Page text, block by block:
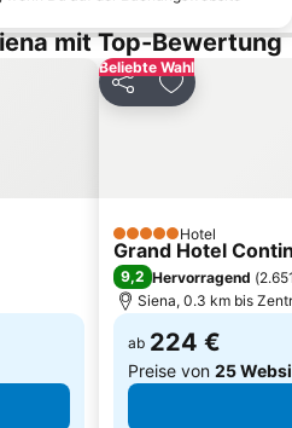
Antella
Castel San Gimignano
Ponte A Ema
Zentrale Nationalbibliothek Florenz
San Gusmè
Badia a Coneo
mit Top-Bewertung
Beliebte Wahl
Teilen Zu Favoriten
5 SterneHotel
Grand Hotel
9,2 Hervorragend (
Siena, 0.3 km bis
ab 224 €
Preise von 25